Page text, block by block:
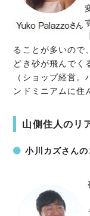
ることが多いので
どき砂が飛んでく
（ショップ経営
ンドミニアムに住
山側住人のリ
小川カズさんの